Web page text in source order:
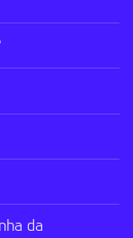
da